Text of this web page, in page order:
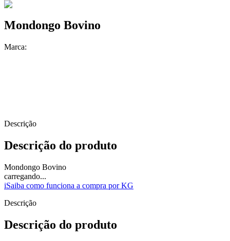
Mondongo Bovino
Marca:
Descrição
Descrição do produto
Mondongo Bovino
carregando...
iSaiba como funciona a compra por KG
Descrição
Descrição do produto